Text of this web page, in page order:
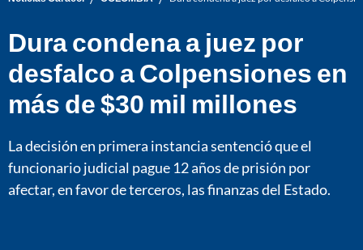
Dura condena a juez por
desfalco a Colpensiones en
más de $30 mil millones
La decisión en primera instancia sentenció que el
funcionario judicial pague 12 años de prisión por
afectar, en favor de terceros, las finanzas del Estado.